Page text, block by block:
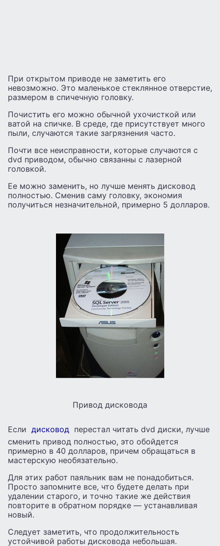
При открытом приводе не заметить его
невозможно. Это маленькое стеклянное отверстие,
размером в спичечную головку.
Почистить его можно обычной ухочисткой или
ватой на спичке. В среде, где присутствует много
пыли, случаются такие загрязнения часто.
Почти все неисправности, которые случаются с
dvd приводом, обычно связанны с лазерной
головкой.
Ее можно заменить, но лучше менять дисковод
полностью. Сменив саму головку, экономия
получиться незначительной, примерно 5 долларов.
Привод дисковода
Если дисковод перестал читать dvd диски, лучше
сменить привод полностью, это обойдется
примерно в 40 долларов, причем обращаться в
мастерскую необязательно.
Для этих работ паяльник вам не понадобиться.
Просто запомните все, что будете делать при
удалении старого, и точно такие же действия
повторите в обратном порядке — устанавливая
новый.
Следует заметить, что продолжительность
устойчивой работы дисковода небольшая.